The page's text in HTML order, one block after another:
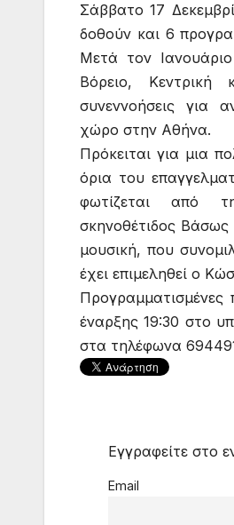
Σάββατο 17
δοθούν και 6
Μετά τον
Βόρειο, Κεντρική
συνεννοήσεις για
χώρο στην Αθήνα.
Πρόκειται για μια
όρια του
φωτίζεται από
σκηνοθέτιδος
μουσική, που
έχει επιμεληθεί ο
Προγραμματισμένες
έναρξης 19:30 στο
στα τηλέφωνα
Εγγραφείτε στο
Email